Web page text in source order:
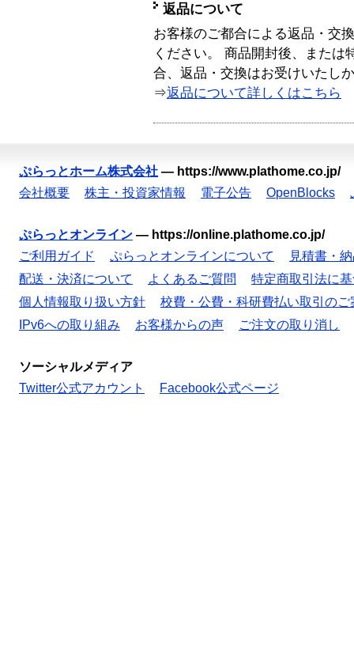
返品について
お客様のご都合による返品・交
ください。 商品開封後、または
合、返品・交換はお受けいたし
⇒返品について詳しくはこちら
ぷらっとホーム株式会社 — https://www.plathome.co.jp/
会社概要
株主・投資家情報 電子公告 OpenBlocks
ぷらっとオンライン — https://online.plathome.co.jp/
ご利用ガイド
ぷらっとオンラインについて
見積書・
配送・決済について
よくあるご質問
特定商取引法に
個人情報取り扱い方針
校費・公費・科研費払い取引のご
IPv6への取り組み
お客様からの声 ご注文の取り消し
ソーシャルメディア
Twitter公式アカウント
Facebook公式ページ